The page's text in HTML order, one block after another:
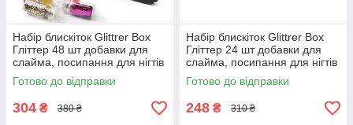
Набір блискіток Glittrer Box
Гліттер 48 шт добавки для
слайма, посипання для нігтів
(00303)
Готово до відправки
304 ₴ 380 ₴
Набір блискіток Glittrer Box
Гліттер 24 шт добавки для
слайма, посипання для нігтів
(00766)
Готово до відправки
248 ₴ 310 ₴